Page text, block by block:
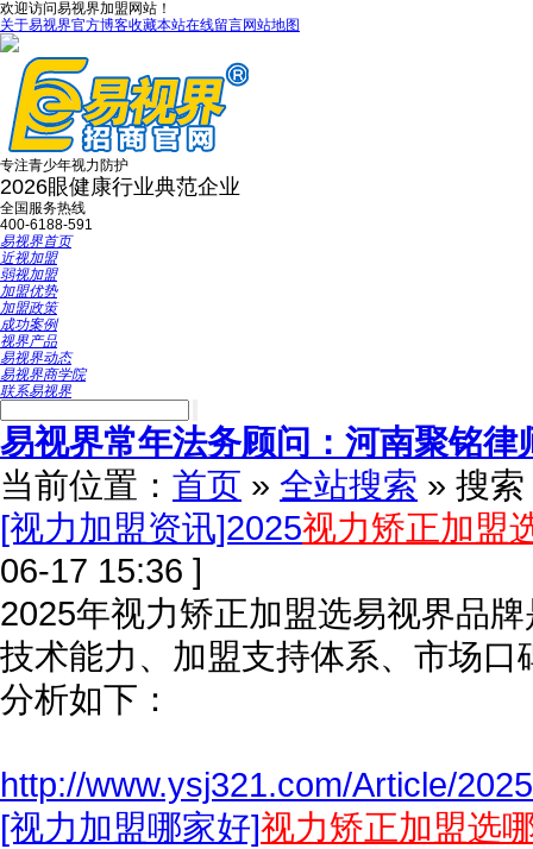
欢迎访问易视界加盟网站！
关于易视界官方博客收藏本站在线留言网站地图
专注青少年视力防护
2026眼健康行业典范企业
全国服务热线
400-6188-591
易视界首页
近视加盟
弱视加盟
加盟优势
加盟政策
成功案例
视界产品
易视界动态
易视界商学院
联系易视界
易视界常年法务顾问：河南聚铭律
当前位置： 首页 » 全站搜索 » 搜
[视力加盟资讯]2025视力矫正加盟
06-17 15:36 ]
2025年视力矫正加盟选易视界品
技术能力、加盟支持体系、市场
分析如下：
http://www.ysj321.com/Article/
[视力加盟哪家好]视力矫正加盟选